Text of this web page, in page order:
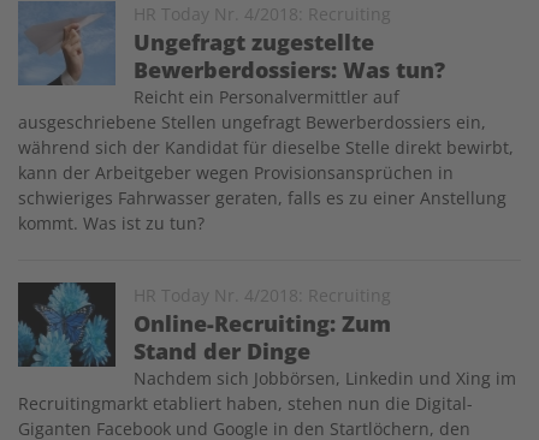
HR Today Nr. 4/2018: Recruiting
Ungefragt zugestellte
Bewerberdossiers: Was tun?
Reicht ein Personalvermittler auf
ausgeschriebene Stellen ungefragt Bewerberdossiers ein,
während sich der Kandidat für dieselbe Stelle direkt bewirbt,
kann der Arbeitgeber wegen Provisionsansprüchen in
schwieriges Fahrwasser geraten, falls es zu einer Anstellung
kommt. Was ist zu tun?
HR Today Nr. 4/2018: Recruiting
Online-Recruiting: Zum
Stand der Dinge
Image
Nachdem sich Jobbörsen, Linkedin und Xing im
Recruitingmarkt etabliert haben, stehen nun die Digital-
Giganten Facebook und Google in den Startlöchern, den